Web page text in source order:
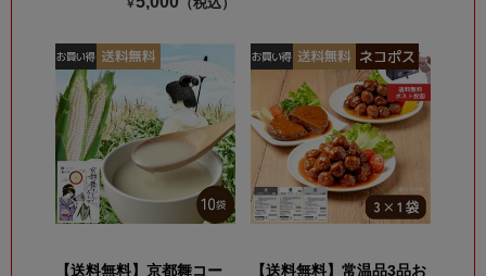
￥
【送料無料】京都舞コー
【送料無料】常温品3品お